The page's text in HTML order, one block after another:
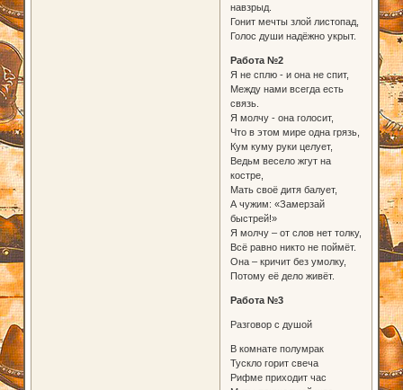
навзрыд.
Гонит мечты злой листопад,
Голос души надёжно укрыт.
Работа №2
Я не сплю - и она не спит,
Между нами всегда есть
связь.
Я молчу - она голосит,
Что в этом мире одна грязь,
Кум куму руки целует,
Ведьм весело жгут на
костре,
Мать своё дитя балует,
А чужим: «Замерзай
быстрей!»
Я молчу – от слов нет толку,
Всё равно никто не поймёт.
Она – кричит без умолку,
Потому её дело живёт.
Работа №3
Разговор с душой
В комнате полумрак
Тускло горит свеча
Рифме приходит час